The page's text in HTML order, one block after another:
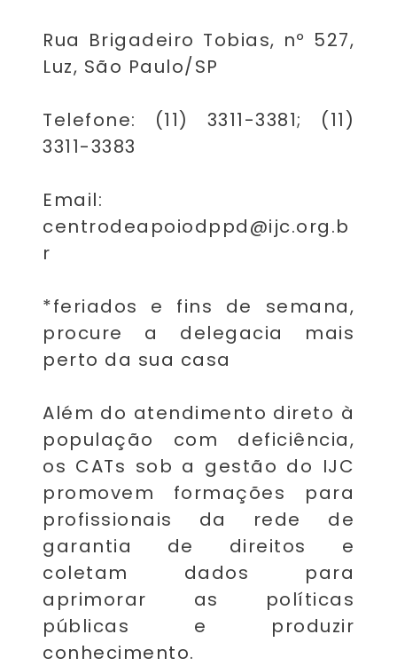
Rua Brigadeiro Tobias, nº 527,
Luz, São Paulo/SP
Telefone: (11) 3311-3381; (11)
3311-3383
Email:
centrodeapoiodppd@ijc.org.b
r
*feriados e fins de semana,
procure a delegacia mais
perto da sua casa
Além do atendimento direto à
população com deficiência,
os CATs sob a gestão do IJC
promovem formações para
profissionais da rede de
garantia de direitos e
coletam dados para
aprimorar as políticas
públicas e produzir
conhecimento.